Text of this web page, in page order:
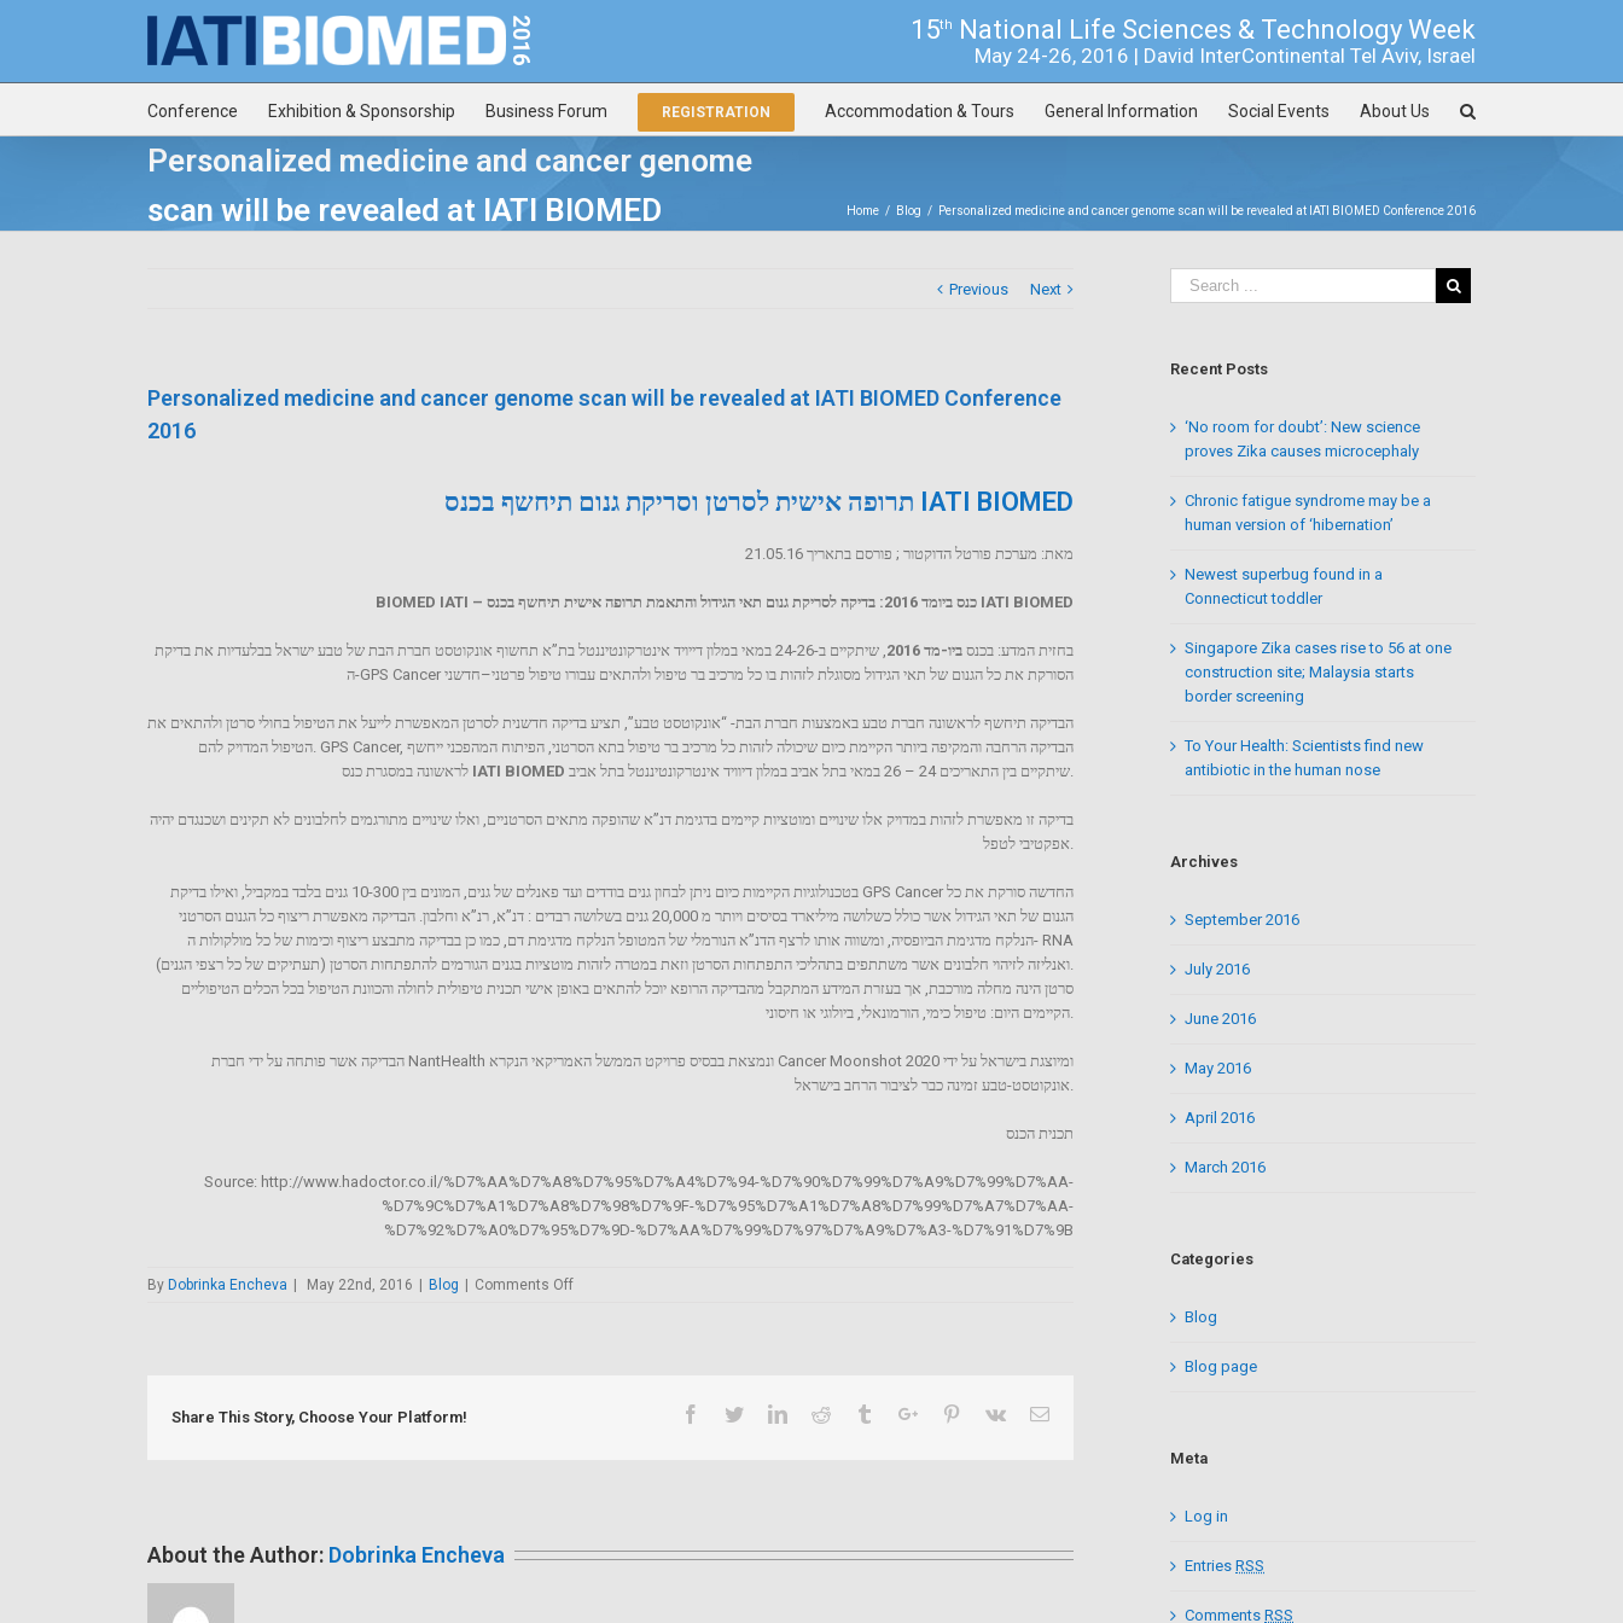
15th National Life Sciences & Technology Week
May 24-26, 2016 | David InterContinental Tel Aviv, Israel
Conference Exhibition & Sponsorship Business Forum REGISTRATION Accommodation & Tours General Information Social Events About Us
Personalized medicine and cancer genome
scan will be revealed at IATI BIOMED
Home / Blog / Personalized medicine and cancer genome scan will be revealed at IATI BIOMED Conference 2016
Previous Next
Personalized medicine and cancer genome scan will be revealed at IATI BIOMED Conference
2016
IATI BIOMED
מאת: מערכת פורטל הדוקטור ; פורסם בתאריך 21.05.16
BIOMED IATI – כנס ביומד 2016: בדיקה לסריקת גנום תאי הגידול והתאמת תרופה אישית תיחשף בכנס IATI BIOMED
בחזית המדע: בכנס ביו-מד 2016
, שיתקיים ב-24-26 במאי במלון דייויד אינטרקונטיננטל בת”א תחשוף אונקוטסט חברת הבת של טבע ישראל בבלעדיות את בדיקת
ה-GPS Cancer הסורקת את כל הגנום של תאי הגידול מסוגלת לזהות בו כל מרכיב בר טיפול ולהתאים עבורו טיפול פרטני–חדשני
הבדיקה תיחשף לראשונה חברת טבע באמצעות חברת הבת- “אונקוטסט טבע”, תציע בדיקה חדשנית לסרטן המאפשרת לייעל את הטיפול בחולי סרטן ולהתאים את
הטיפול המדויק להם. GPS Cancer, הבדיקה הרחבה והמקיפה ביותר הקיימת כיום שיכולה לזהות כל מרכיב בר טיפול בתא הסרטני, הפיתוח המהפכני ייחשף
IATI BIOMED
בדיקה זו מאפשרת לזהות במדויק אלו שינויים ומוטציות קיימים בדגימת דנ”א שהופקה מתאים הסרטניים, ואלו שינויים מתורגמים לחלבונים לא תקינים ושכנגדם יהיה
בטכנולוגיות הקיימות כיום ניתן לבחון גנים בודדים ועד פאנלים של גנים, המונים בין 10-300 גנים בלבד במקביל, ואילו בדיקת GPS Cancer החדשה סורקת את כל
הגנום של תאי הגידול אשר כולל כשלושה מיליארד בסיסים ויותר מ 20,000 גנים בשלושה רבדים : דנ”א, רנ”א וחלבון. הבדיקה מאפשרת ריצוף כל הגנום הסרטני
הנלקח מדגימת הביופסיה, ומשווה אותו לרצף הדנ”א הנורמלי של המטופל הנלקח מדגימת דם, כמו כן בבדיקה מתבצע ריצוף וכימות של כל מולקולות ה- RNA
סרטן הינה מחלה מורכבת, אך בעזרת המידע המתקבל מהבדיקה הרופא יוכל להתאים באופן אישי תכנית טיפולית לחולה והכוונת הטיפול בכל הכלים הטיפוליים
הבדיקה אשר פותחה על ידי חברת NantHealth ונמצאת בבסיס פרויקט הממשל האמריקאי הנקרא Cancer Moonshot 2020 ומיוצגת בישראל על ידי
תכנית הכנס
Source: http://www.hadoctor.co.il/%D7%AA%D7%A8%D7%95%D7%A4%D7%94-%D7%90%D7%99%D7%A9%D7%99%D7%AA-
%D7%9C%D7%A1%D7%A8%D7%98%D7%9F-%D7%95%D7%A1%D7%A8%D7%99%D7%A7%D7%AA-
%D7%92%D7%A0%D7%95%D7%9D-%D7%AA%D7%99%D7%97%D7%A9%D7%A3-%D7%91%D7%9B
By Dobrinka Encheva | May 22nd, 2016 | Blog | Comments Offon
Conference
Share This Story, Choose Your Platform! Facebook
TwitterLinkedinReddit TumblrGoogle+Pinterest
Vk Email
About the Author: Dobrinka Encheva
Recent Posts
‘No room for doubt’: New science
proves Zika causes microcephaly
Chronic fatigue syndrome may be a
human version of ‘hibernation’
Newest superbug found in a
Connecticut toddler
Singapore Zika cases rise to 56 at one
construction site; Malaysia starts
border screening
To Your Health: Scientists find new
antibiotic in the human nose
Archives
September 2016
July 2016
June 2016
May 2016
April 2016
March 2016
Categories
Blog
Blog page
Meta
Log in
Entries RSS
Comments RSS